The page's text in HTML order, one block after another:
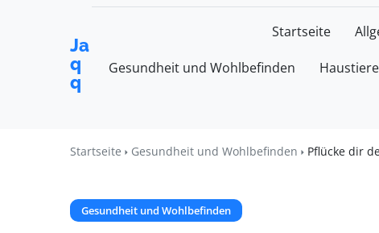
Ja
q
q
Startseite
Gesundheit und Wohlbefinden Haustiere
Startseite Gesundheit und Wohlbefinden Pflücke dir
Gesundheit und Wohlbefinden